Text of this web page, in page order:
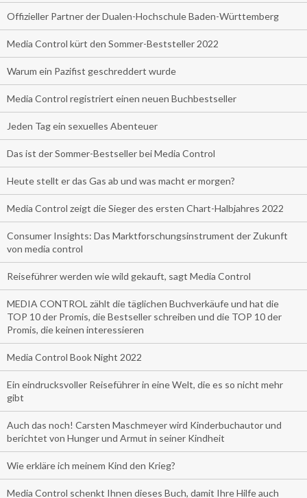
Offizieller Partner der Dualen-Hochschule Baden-Württemberg
Media Control kürt den Sommer-Beststeller 2022
Warum ein Pazifist geschreddert wurde
Media Control registriert einen neuen Buchbestseller
Jeden Tag ein sexuelles Abenteuer
Das ist der Sommer-Bestseller bei Media Control
Heute stellt er das Gas ab und was macht er morgen?
Media Control zeigt die Sieger des ersten Chart-Halbjahres 2022
Consumer Insights: Das Marktforschungsinstrument der Zukunft
von media control
Reiseführer werden wie wild gekauft, sagt Media Control
MEDIA CONTROL zählt die täglichen Buchverkäufe und hat die
TOP 10 der Promis, die Bestseller schreiben und die TOP 10 der
Promis, die keinen interessieren
Media Control Book Night 2022
Ein eindrucksvoller Reiseführer in eine Welt, die es so nicht mehr
gibt
Auch das noch! Carsten Maschmeyer wird Kinderbuchautor und
berichtet von Hunger und Armut in seiner Kindheit
Wie erkläre ich meinem Kind den Krieg?
Media Control schenkt Ihnen dieses Buch, damit Ihre Hilfe auch